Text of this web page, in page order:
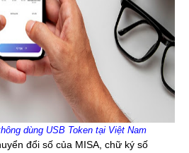
dùng USB Token tại Việt Nam
đổi số của MISA, chữ ký số